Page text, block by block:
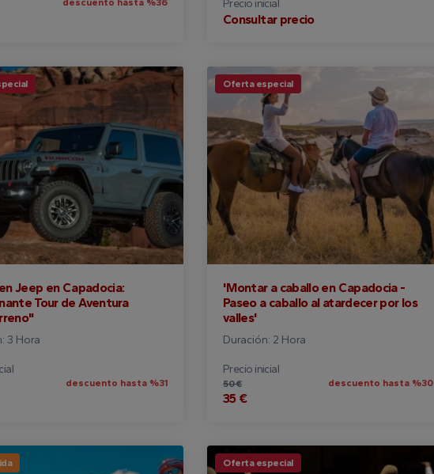
descuento hasta %36 Precio inicial
Consultar precio
Jeep en Capadocia:
Tour de Aventura
3 Hora
descuento hasta %31
Oferta especial
'Montar a caballo en Capadocia -
Paseo a caballo al atardecer por los
valles'
Duración: 2 Hora
Precio inicial
50 €
35 €
descuento hasta %30
Oferta especial